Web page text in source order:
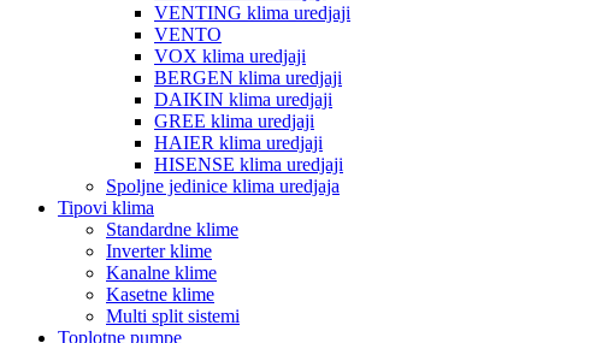
VENTING klima uredjaji
VENTO
VOX klima uredjaji
BERGEN klima uredjaji
DAIKIN klima uredjaji
GREE klima uredjaji
HAIER klima uredjaji
HISENSE klima uredjaji
Spoljne jedinice klima uredjaja
Tipovi klima
Standardne klime
Inverter klime
Kanalne klime
Kasetne klime
Multi split sistemi
Toplotne pumpe